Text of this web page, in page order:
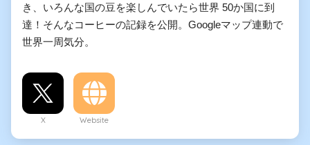
き、いろんな国の豆を楽しんでいたら世界 50か国に到
達！そんなコーヒーの記録を公開。Googleマップ連動で
世界一周気分。
X Website